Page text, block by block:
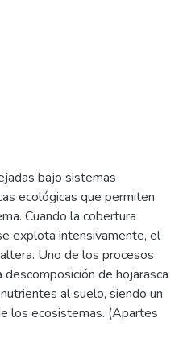
bajo sistemas
ecológicas que permiten
Cuando la cobertura
explota intensivamente, el
Uno de los procesos
de hojarasca
al suelo, siendo un
los ecosistemas. (Apartes